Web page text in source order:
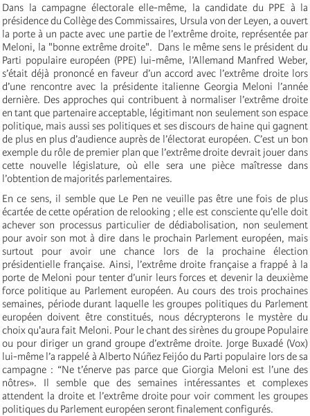
Dans la campagne électorale elle-même, la candidate du PPE à la
présidence du Collège des Commissaires, Ursula von der Leyen, a ouvert
la porte à un pacte avec une partie de l’extrême droite, représentée par
Meloni, la "bonne extrême droite". Dans le même sens le président du
Parti populaire européen (PPE) lui-même, l’Allemand Manfred Weber,
s’était déjà prononcé en faveur d’un accord avec l’extrême droite lors
d’une rencontre avec la présidente italienne Georgia Meloni l’année
dernière. Des approches qui contribuent à normaliser l’extrême droite
en tant que partenaire acceptable, légitimant non seulement son espace
politique, mais aussi ses politiques et ses discours de haine qui gagnent
de plus en plus d’audience auprès de l’électorat européen. C’est un bon
exemple du rôle de premier plan que l’extrême droite devrait jouer dans
cette nouvelle législature, où elle sera une pièce maîtresse dans
l’obtention de majorités parlementaires.
En ce sens, il semble que Le Pen ne veuille pas être une fois de plus
écartée de cette opération de relooking ; elle est consciente qu’elle doit
achever son processus particulier de dédiabolisation, non seulement
pour avoir son mot à dire dans le prochain Parlement européen, mais
surtout pour avoir une chance lors de la prochaine élection
présidentielle française. Ainsi, l’extrême droite française a frappé à la
porte de Meloni pour tenter d’unir leurs forces et devenir la deuxième
force politique au Parlement européen. Au cours des trois prochaines
semaines, période durant laquelle les groupes politiques du Parlement
européen doivent être constitués, nous décrypterons le mystère du
choix qu'aura fait Meloni. Pour le chant des sirènes du groupe Populaire
ou pour diriger un grand groupe d’extrême droite. Jorge Buxadé (Vox)
lui-même l’a rappelé à Alberto Núñez Feijóo du Parti populaire lors de sa
campagne : “Ne t’énerve pas parce que Giorgia Meloni est l’une des
nôtres». Il semble que des semaines intéressantes et complexes
attendent la droite et l’extrême droite pour voir comment les groupes
politiques du Parlement européen seront finalement configurés.